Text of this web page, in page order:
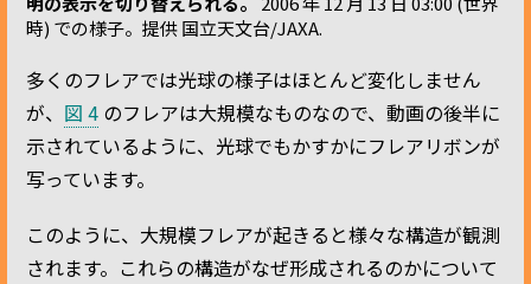
時) での様子。提供 国立天文台/JAXA.
多くのフレアでは光球の様子はほとんど変化しません
が、 図 4 のフレアは大規模なものなので、動画の後半に
示されているように、光球でもかすかにフレアリボンが
写っています。
このように、大規模フレアが起きると様々な構造が観測
されます。これらの構造がなぜ形成されるのかについて